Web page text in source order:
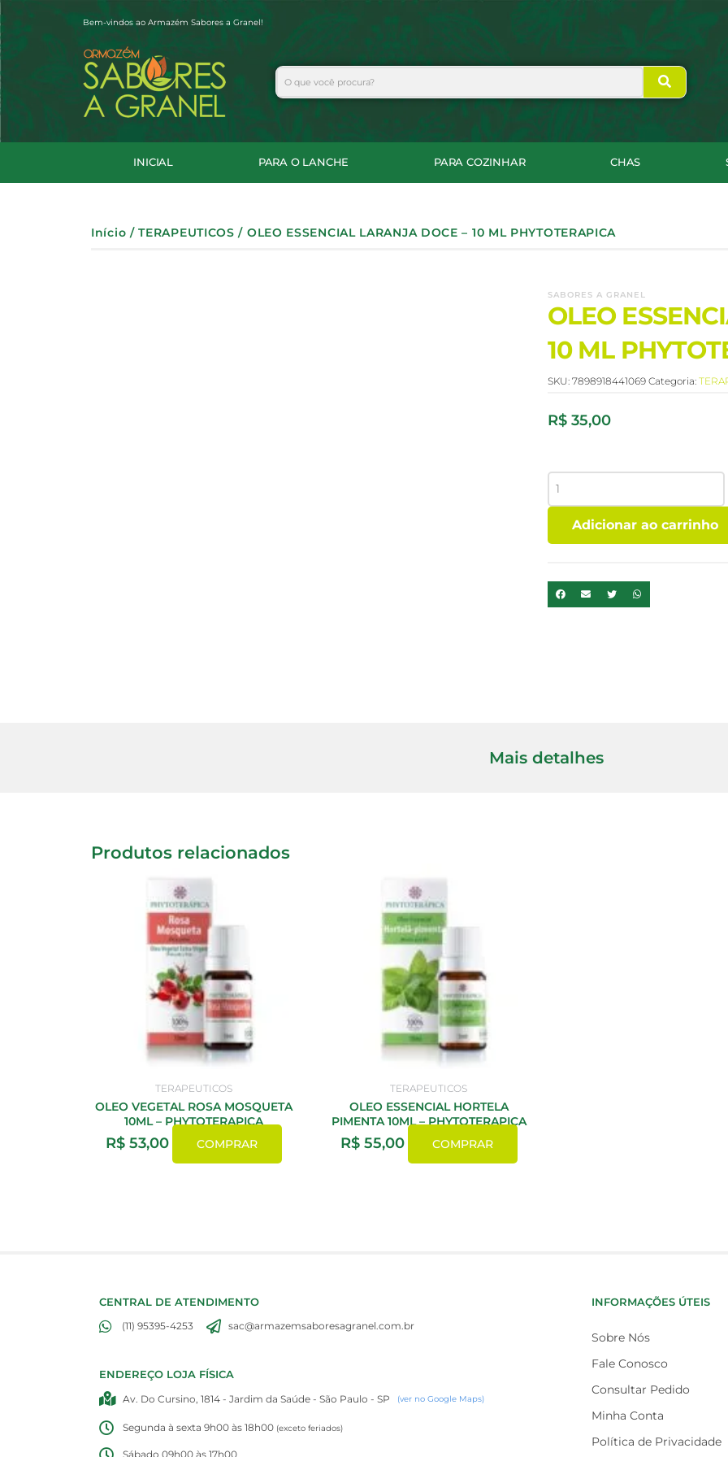
para
o
conteúdo
Bem-vindos ao Armazém Sabores a Granel!
Search
INICIAL PARA O LANCHE PARA COZINHAR CHAS
Início /TERAPEUTICOS / OLEO ESSENCIAL LARANJA DOCE – 10 ML PHYTOTERAPICA
SABORES A GRANEL
OLEO
10 ML
SKU: 7898918441069 Categoria:
R$35,00
LARANJA
ML
PHYTOTERAPICA
Adicionar ao carrinho
Mais detalhes
Produtos relacionados
TERAPEUTICOS
OLEO VEGETAL ROSA MOSQUETA
10ML – PHYTOTERAPICA
R$ 53,00 COMPRAR
TERAPEUTICOS
OLEO ESSENCIAL HORTELA
PIMENTA 10ML – PHYTOTERAPICA
R$55,00 COMPRAR
CENTRAL DE ATENDIMENTO
(11) 95395-4253 sac@armazemsaboresagranel.com.br
ENDEREÇO LOJA FÍSICA
Av. Do Cursino, 1814 - Jardim da Saúde - São Paulo - SP (ver no Google Maps)
Segunda à sexta 9h00 às 18h00 (exceto feriados)
Sábado 09h00 às 17h00
INFORMAÇÕES ÚTEIS
Sobre Nós
Fale Conosco
Consultar Pedido
Minha Conta
Política de Privacidade